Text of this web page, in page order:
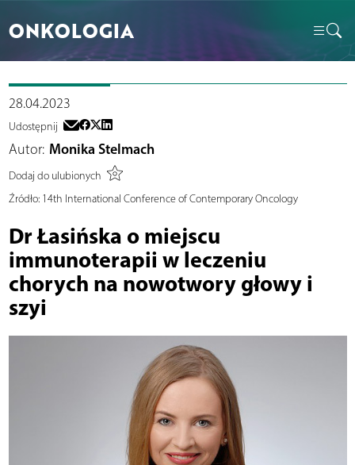
ONKOLOGIA
28.04.2023
Udostępnij
Autor: Monika Stelmach
Dodaj do ulubionych
Źródło:14th International Conference of Contemporary Oncology
Dr Łasińska o miejscu
immunoterapii w leczeniu
chorych na nowotwory głowy i
szyi